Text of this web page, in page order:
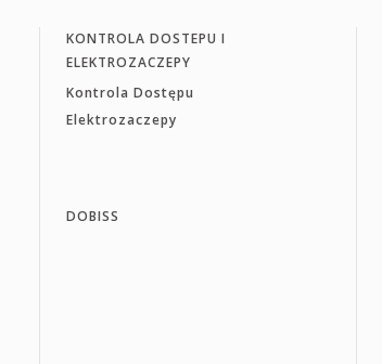
KONTROLA DOSTEPU I
ELEKTROZACZEPY
Kontrola Dostępu
Elektrozaczepy
DOBISS